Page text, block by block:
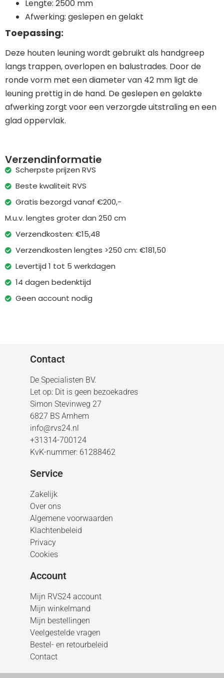
Lengte: 2500 mm
Afwerking: geslepen en gelakt
Toepassing:
Deze houten leuning wordt gebruikt als handgreep
langs trappen, overlopen en balustrades. Door de
ronde vorm met een diameter van 42 mm ligt de
leuning prettig in de hand. De geslepen en gelakte
afwerking zorgt voor een verzorgde uitstraling en een
glad oppervlak.
Verzendinformatie
Scherpste prijzen RVS
Beste kwaliteit RVS
Gratis bezorgd vanaf €200,-
M.u.v. lengtes groter dan 250 cm
Verzendkosten: €15,48
Verzendkosten lengtes >250 cm: €181,50
Levertijd 1 tot 5 werkdagen
14 dagen bedenktijd
Geen account nodig
Contact
De Specialisten BV.
Let op: Dit is geen bezoekadres
Simon Stevinweg 27
6827 BS Arnhem
info@rvs24.nl
+31314-700124
KvK-nummer: 61288462
Service
Zakelijk
Over ons
Algemene voorwaarden
Klachtenbeleid
Privacy
Cookies
Account
Mijn RVS24 account
Mijn winkelmand
Mijn bestellingen
Veelgestelde vragen
Bestel- en retourbeleid
Contact